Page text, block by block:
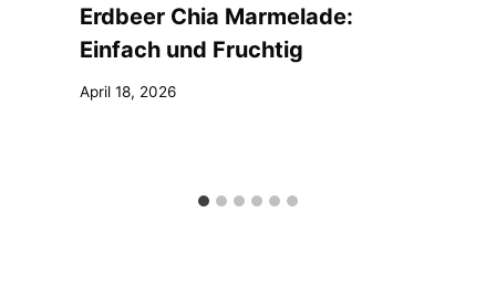
Erdbeer Chia Marmelade:
Einfach und Fruchtig
April 18, 2026